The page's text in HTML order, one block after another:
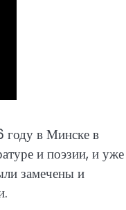
году в Минске в
и поэзии, и уже
замечены и